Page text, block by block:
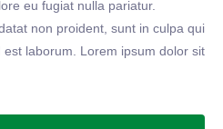
eu fugiat nulla pariatur.
non proident, sunt in culpa qui
laborum. Lorem ipsum dolor sit